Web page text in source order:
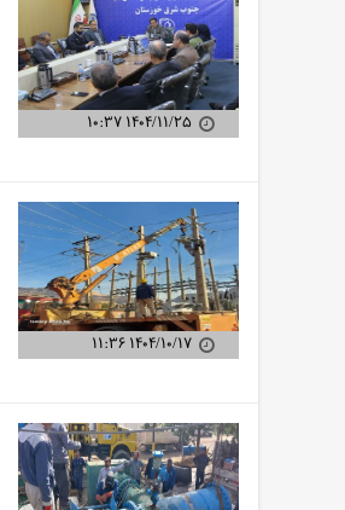
۱۴۰۴/۱۱/۲۵ ۱۰:۳۷
۱۴۰۴/۱۰/۱۷ ۱۱:۳۶